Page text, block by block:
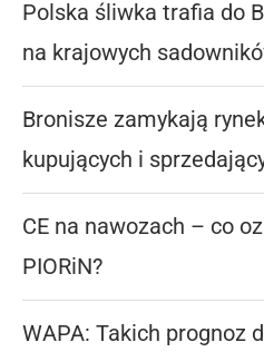
Polska śliwka trafia do
na krajowych
Bronisze zamykają
kupujących i
CE na nawozach – co
PIORiN?
WAPA: Takich prognoz